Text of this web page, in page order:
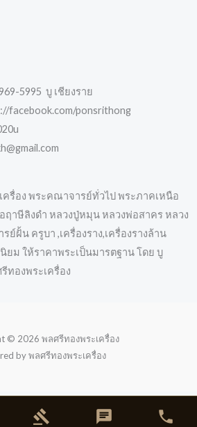
5995 บู เชียงราย
facebook.com/ponsrithong
ครื่อง พระคณาจารย์ทั่วไป พระภาคเหนือ
ฤาษีลิงดำ หลวงปู่หมุน หลวงพ่อสาคร หลวง
ย์ฝั้น ครูบา ,เครื่องราง,เครื่องรางล้าน
ยม ให้ราคาพระเป็นมารตฐาน โดย บู
ทองพระเครื่อง
© 2026 พลศรีทองพระเครื่อง
by พลศรีทองพระเครื่อง
gavel chat phone